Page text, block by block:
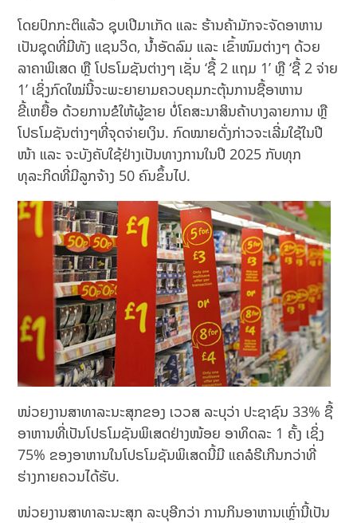
ໂດຍປົກກະຕິແລ້ວ ຊຸບເປີມາເກັດ ແລະ ຮ້ານຄ້າມັກຈະຈັດອາຫານ
ເປັນຊຸດທີ່ມີທັງ ແຊນວິດ, ນໍ້າອັດລົມ ແລະ ເຂົ້າໜົມຕ່າງໆ ດ້ວຍ
ລາຄາພິເສດ ຫຼື ໂປຣໂມຊັນຕ່າງໆ ເຊັ່ນ ‘ຊື້ 2 ແຖມ 1’ ຫຼື ‘ຊື້ 2 ຈ່າຍ
1’ ເຊິ່ງກົດໃໝ່ນີ້ຈະພະຍາຍາມຄວບຄຸມກະຕຸ້ນການຊື້ອາຫານ
ຂີ້ເຫຍື້ອ ດ້ວຍການຂໍໃຫ້ຜູ້ຂາຍ ບໍ່ໂຄສະນາສິນຄ້າບາງລາຍການ ຫຼື
ໂປຣໂມຊັນຕ່າງໆທີ່ຈຸດຈ່າຍເງິນ. ກົດໝາຍດັ່ງກ່າວຈະເລີ່ມໃຊ້ໃນປີ
ໜ້າ ແລະ ຈະບັງຄັບໃຊ້ຢ່າງເປັນທາງການໃນປີ 2025 ກັບທຸກ
ທຸລະກິດທີ່ມີລູກຈ້າງ 50 ຄົນຂຶ້ນໄປ.
ໜ່ວຍງານສາທາລະນະສຸກຂອງ ເວວສ ລະບຸວ່າ ປະຊາຊົນ 33% ຊື້
ອາຫານທີ່ເປັນໂປຣໂມຊັນພິເສດຢ່າງໜ້ອຍ ອາທິດລະ 1 ຄັ້ງ ເຊິ່ງ
75% ຂອງອາຫານໃນໂປຣໂມຊັນພິເສດນີ້ມີ ແຄລໍຣີເກີນກວ່າທີ່
ຮ່າງກາຍຄວນໄດ້ຮັບ.
ໜ່ວຍງານສາທາລະນະສຸກ ລະບຸອີກວ່າ ການກິນອາຫານເຫຼົ່ານີ້ເປັນ